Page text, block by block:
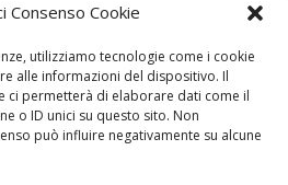
Consenso Cookie
utilizziamo tecnologie come i cookie
alle informazioni del dispositivo. Il
ci permetterà di elaborare dati come il
o ID unici su questo sito. Non
può influire negativamente su alcune
chiama il numero